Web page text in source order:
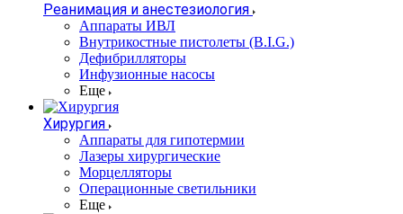
Реанимация и анестезиология
Аппараты ИВЛ
Внутрикостные пистолеты (B.I.G.)
Дефибрилляторы
Инфузионные насосы
Еще
Хирургия
Аппараты для гипотермии
Лазеры хирургические
Морцелляторы
Операционные светильники
Еще